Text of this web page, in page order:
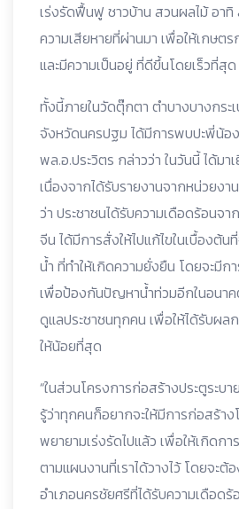
เร่งรัดฟื้นฟู ชาวบ้าน สวนผลไม้ อาทิ
ความเสียหายที่ผ่านมา เพื่อให้เกษต
และมีความเป็นอยู่ ที่ดีขึ้นโดยเร็วที่สุด
ทั้งนี้ภายในวัดตุ๊กตา ตำบางบางกระ
จังหวัดนครปฐม ได้มีการพบปะพี่น้อ
พล.อ.ประวิตร กล่าวว่า ในวันนี้ ได้มา
เนื่องจากได้รับรายงานจากหน่วยงา
ว่า ประชาชนได้รับความเดือดร้อนจ
จีน ได้มีการสั่งให้ไปแก้ไขในเบื้องต้
น้ำ ที่ทำให้เกิดความยั่งยืน โดยจะมีก
เพื่อป้องกันปัญหาน้ำท่วมอีกในอนา
ดูแลประชาชนทุกคน เพื่อให้ได้รับผ
ให้น้อยที่สุด
“ในส่วนโครงการก่อสร้างประตูระบ
รู้ว่าทุกคนก็อยากจะให้มีการก่อสร้า
พยายามเร่งรัดไปแล้ว เพื่อให้เกิดกา
ตามแผนงานที่เราได้วางไว้ โดยจะ
อำเภอนครชัยศรีที่ได้รับความเดือดร้